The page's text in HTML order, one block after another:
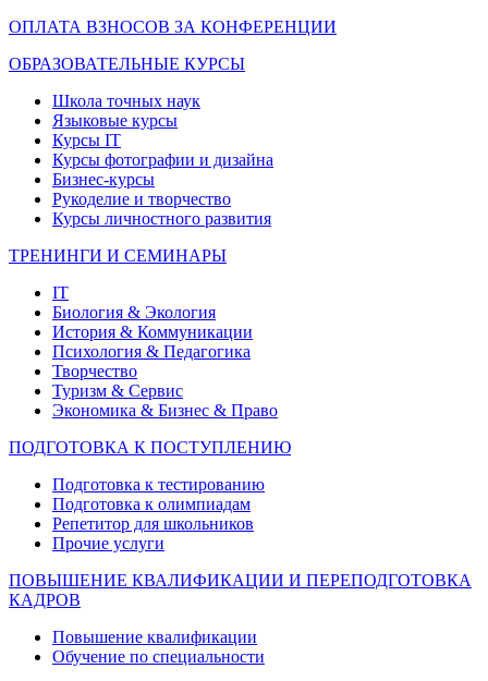
ОПЛАТА ВЗНОСОВ ЗА КОНФЕРЕНЦИИ
ОБРАЗОВАТЕЛЬНЫЕ КУРСЫ
Школа точных наук
Языковые курсы
Курсы IT
Курсы фотографии и дизайна
Бизнес-курсы
Рукоделие и творчество
Курсы личностного развития
ТРЕНИНГИ И СЕМИНАРЫ
IT
Биология & Экология
История & Коммуникации
Психология & Педагогика
Творчество
Туризм & Сервис
Экономика & Бизнес & Право
ПОДГОТОВКА К ПОСТУПЛЕНИЮ
Подготовка к тестированию
Подготовка к олимпиадам
Репетитор для школьников
Прочие услуги
ПОВЫШЕНИЕ КВАЛИФИКАЦИИ И ПЕРЕПОДГОТОВКА
КАДРОВ
Повышение квалификации
Обучение по специальности